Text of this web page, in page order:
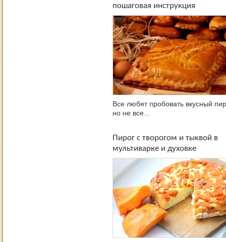
пошаговая инструкция
Все любят пробовать вкусный
но не все...
Пирог с творогом и тыквой в
мультиварке и духовке